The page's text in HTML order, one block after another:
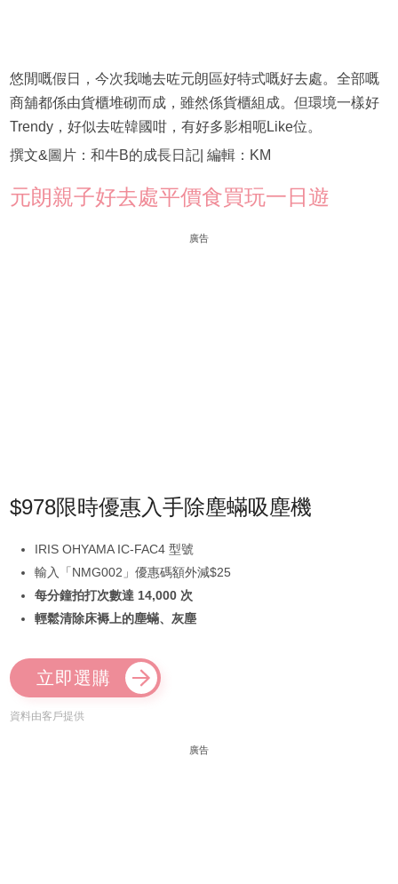
悠閒嘅假日，今次我哋去咗元朗區好特式嘅好去處。全部嘅
商舖都係由貨櫃堆砌而成，雖然係貨櫃組成。但環境一樣好
Trendy，好似去咗韓國咁，有好多影相呃Like位。
撰文&圖片：和牛B的成長日記| 編輯：KM
元朗親子好去處平價食買玩一日遊
廣告
$978限時優惠入手除塵蟎吸塵機
IRIS OHYAMA IC-FAC4 型號
輸入「NMG002」優惠碼額外減$25
每分鐘拍打次數達 14,000 次
輕鬆清除床褥上的塵蟎、灰塵
立即選購
資料由客戶提供
廣告